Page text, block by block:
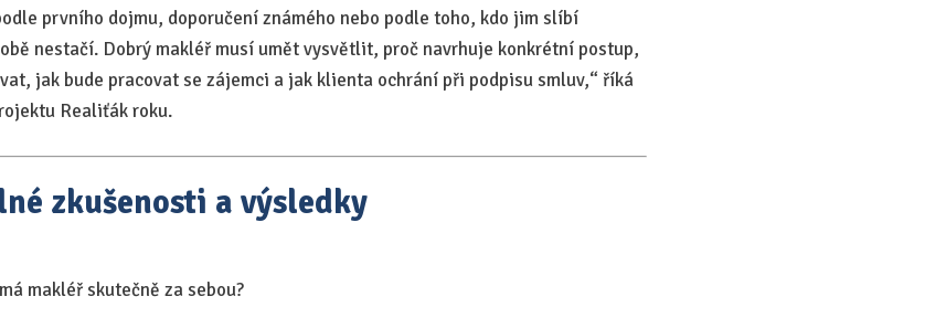
prvního dojmu, doporučení známého nebo podle toho, kdo jim slíbí
nestačí. Dobrý makléř musí umět vysvětlit, proč navrhuje konkrétní postup,
jak bude pracovat se zájemci a jak klienta ochrání při podpisu smluv,“ říká
Realiťák roku.
zkušenosti a výsledky
makléř skutečně za sebou?